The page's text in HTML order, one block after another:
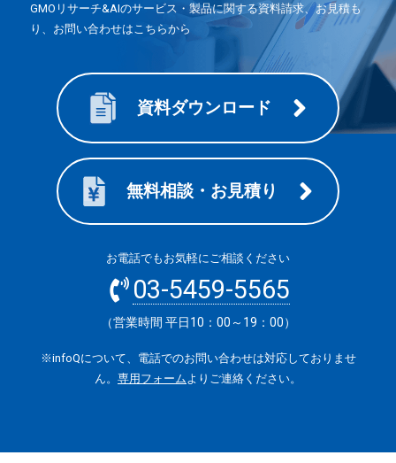
GMOリサーチ&AIのサービス・製品に関する資料請求、お見積も
り、お問い合わせはこちらから
資料ダウンロード
無料相談・お見積り
お電話でもお気軽にご相談ください
03-5459-5565
（営業時間 平日10：00～19：00）
※infoQについて、電話でのお問い合わせは対応しておりませ
ん。 専用フォームよりご連絡ください。